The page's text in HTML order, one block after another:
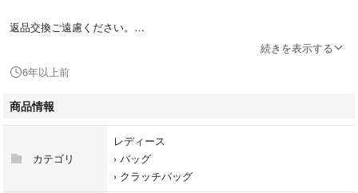
返品交換ご遠慮ください。
続きを表示する
6年以上前
商品情報
カテゴリ
レディース
› バッグ
› クラッチバッグ